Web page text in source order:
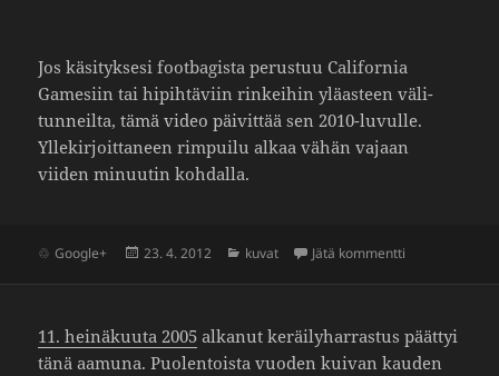
Jos käsi­tyk­sesi foot­ba­gista perustuu Cali­fornia
Game­siin tai hipih­tä­viin rinkeihin yläas­teen väli­
tun­neilta, tämä video päivittää sen 2010-luvulle.
Ylle­kir­joit­ta­neen rimpuilu alkaa vähän vajaan
viiden minuutin kohdalla.
Google+ Julkaistu
23. 4. 2012 Kategoriat
kuvat Jätä kommentti
11. heinä­kuuta 2005 alkanut keräi­ly­har­rastus päättyi
tänä aamuna. Puolen­toista vuoden kuivan kauden